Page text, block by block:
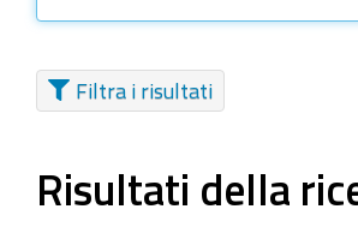
Filtra i risultati
Seleziona tutti o nessuno
Procedimento
File Area
Risultati della